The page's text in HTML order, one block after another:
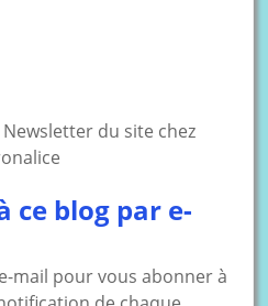
du site chez
ce blog par e-
mail pour vous abonner à